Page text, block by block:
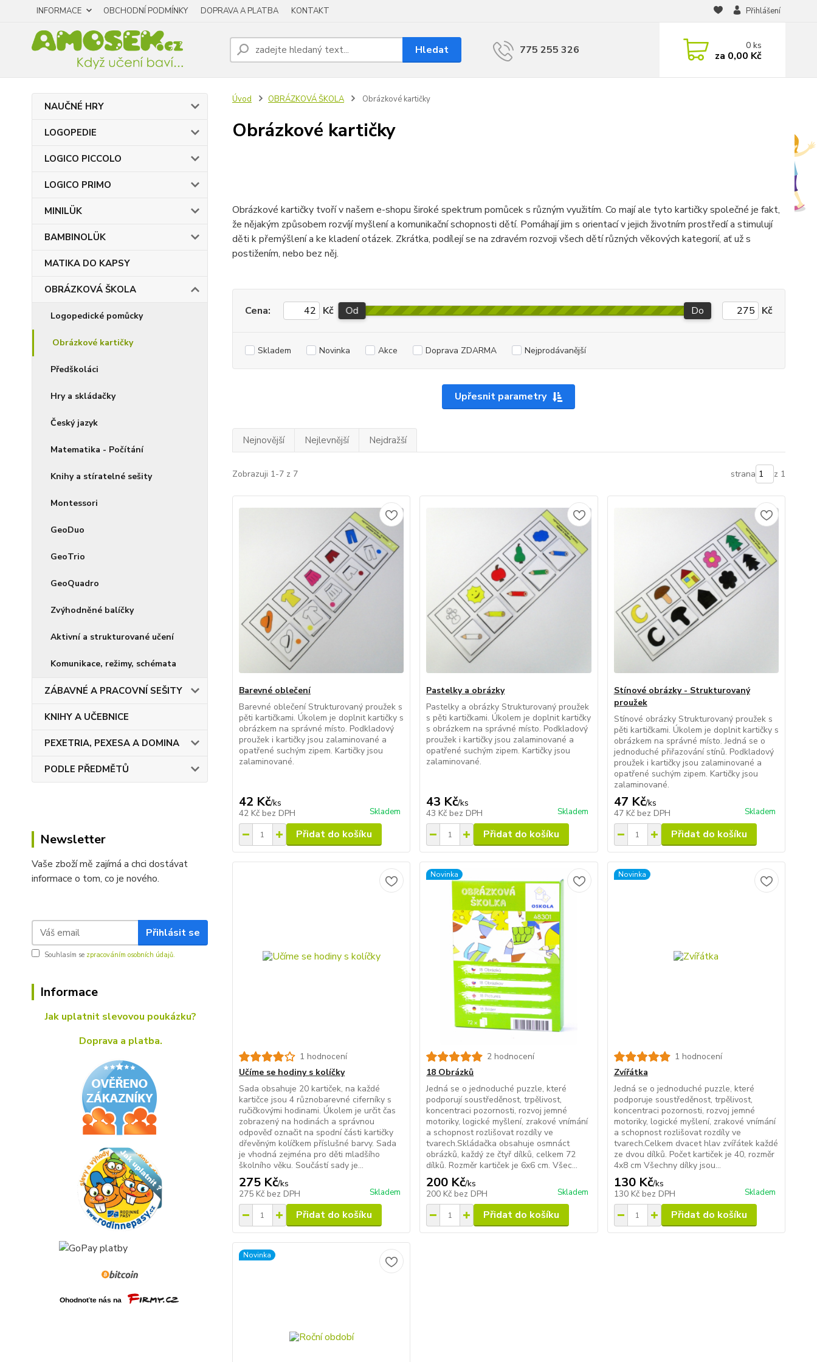
INFORMACE OBCHODNÍ PODMÍNKY DOPRAVA A PLATBA KONTAKT Přihlášení
Hledat 775 255 326 0ks
za 0,00 Kč
NAUČNÉ HRY
LOGOPEDIE
LOGICO PICCOLO
LOGICO PRIMO
MINILÜK
BAMBINOLÜK
MATIKA DO KAPSY
OBRÁZKOVÁ ŠKOLA
Logopedické pomůcky
Obrázkové kartičky
Předškoláci
Hry a skládačky
Český jazyk
Matematika - Počítání
Knihy a stíratelné sešity
Montessori
GeoDuo
GeoTrio
GeoQuadro
Zvýhodněné balíčky
Aktivní a strukturované učení
Komunikace, režimy, schémata
ZÁBAVNÉ A PRACOVNÍ SEŠITY
KNIHY A UČEBNICE
PEXETRIA, PEXESA A DOMINA
PODLE PŘEDMĚTŮ
Newsletter
Vaše zboží mě zajímá a chci dostávat
informace o tom, co je nového.
Přihlásit se
Souhlasím se zpracováním osobních údajů.
Informace
Jak uplatnit slevovou poukázku?
Doprava a platba.
Úvod OBRÁZKOVÁ ŠKOLA Obrázkové kartičky
Obrázkové kartičky
Obrázkové kartičky tvoří v našem e-shopu široké spektrum pomůcek s různým využitím. Co mají ale tyto kartičky společné je fakt,
že nějakým způsobem rozvíjí myšlení a komunikační schopnosti dětí. Pomáhají jim s orientací v jejich životním prostředí a stimulují
děti k přemýšlení a ke kladení otázek. Zkrátka, podílejí se na zdravém rozvoji všech dětí různých věkových kategorií, ať už s
postižením, nebo bez něj.
Upřesnit parametry
Cena: Kč Od Do Kč
Skladem Novinka Akce Doprava ZDARMA Nejprodávanější
Nejnovější Nejlevnější Nejdražší
Zobrazuji 1-7 z 7 strana z 1
Barevné oblečení
Barevné oblečení Strukturovaný proužek s
pěti kartičkami. Úkolem je doplnit kartičky s
obrázkem na správné místo. Podkladový
proužek i kartičky jsou zalaminované a
opatřené suchým zipem. Kartičky jsou
zalaminované.
42 Kč/ks
42 Kč bez DPH Skladem
Přidat do košíku
Pastelky a obrázky
Pastelky a obrázky Strukturovaný proužek
s pěti kartičkami. Úkolem je doplnit kartičky
s obrázkem na správné místo. Podkladový
proužek i kartičky jsou zalaminované a
opatřené suchým zipem. Kartičky jsou
zalaminované.
43 Kč/ks
43 Kč bez DPH Skladem
Přidat do košíku
Stínové obrázky - Strukturovaný
proužek
Stínové obrázky Strukturovaný proužek s
pěti kartičkami. Úkolem je doplnit kartičky s
obrázkem na správné místo. Jedná se o
jednoduché přiřazování stínů. Podkladový
proužek i kartičky jsou zalaminované a
opatřené suchým zipem. Kartičky jsou
zalaminované.
47 Kč/ks
47 Kč bez DPH Skladem
Přidat do košíku
1 hodnocení
Učíme se hodiny s kolíčky
Sada obsahuje 20 kartiček, na každé
kartičce jsou 4 různobarevné ciferníky s
ručičkovými hodinami. Úkolem je určit čas
zobrazený na hodinách a správnou
odpověď označit na spodní části kartičky
dřevěným kolíčkem příslušné barvy. Sada
je vhodná zejména pro děti mladšího
školního věku. Součástí sady je...
275 Kč/ks
275 Kč bez DPH Skladem
Přidat do košíku
Novinka
2 hodnocení
18 Obrázků
Jedná se o jednoduché puzzle, které
podporují soustředěnost, trpělivost,
koncentraci pozornosti, rozvoj jemné
motoriky, logické myšlení, zrakové vnímání
a schopnost rozlišovat rozdíly ve
tvarech.Skládačka obsahuje osmnáct
obrázků, každý ze čtyř dílků, celkem 72
dílků. Rozměr kartiček je 6x6 cm. Všec...
200 Kč/ks
200 Kč bez DPH Skladem
Přidat do košíku
Novinka
1 hodnocení
Zvířátka
Jedná se o jednoduché puzzle, které
podporuje soustředěnost, trpělivost,
koncentraci pozornosti, rozvoj jemné
motoriky, logické myšlení, zrakové vnímání
a schopnost rozlišovat rozdíly ve
tvarech.Celkem dvacet hlav zvířátek každé
ze dvou dílků. Počet kartiček je 40, rozměr
4x8 cm Všechny dílky jsou...
130 Kč/ks
130 Kč bez DPH Skladem
Přidat do košíku
Novinka